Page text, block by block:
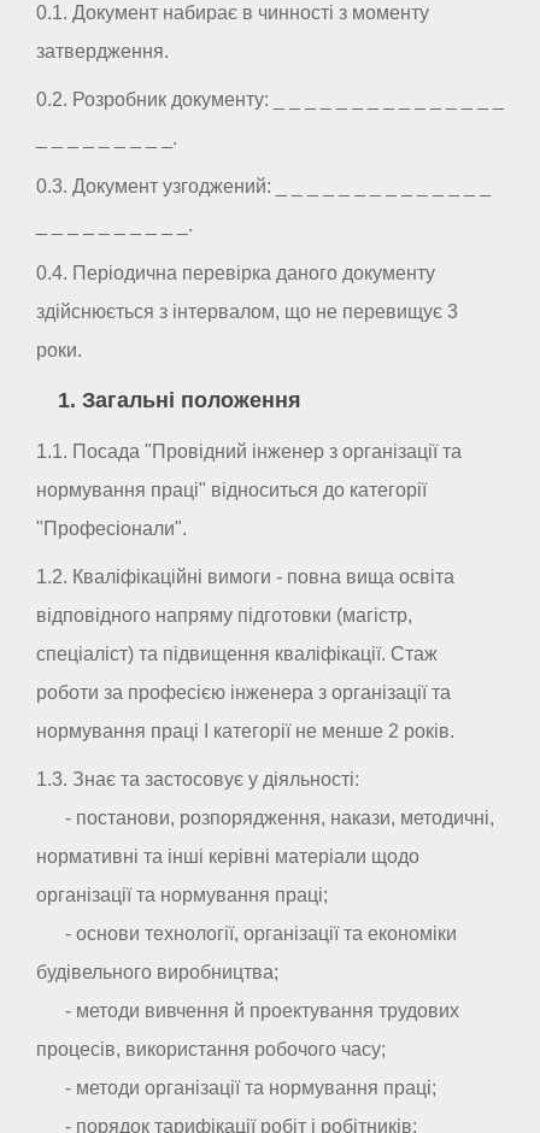
0.1. Документ набирає в чинності з моменту
затвердження.
0.2. Розробник документу: _ _ _ _ _ _ _ _ _ _ _ _ _ _ _
_ _ _ _ _ _ _ _ _.
0.3. Документ узгоджений: _ _ _ _ _ _ _ _ _ _ _ _ _ _
_ _ _ _ _ _ _ _ _ _.
0.4. Періодична перевірка даного документу
здійснюється з інтервалом, що не перевищує 3
роки.
1. Загальні положення
1.1. Посада "Провідний інженер з організації та
нормування праці" відноситься до категорії
"Професіонали".
1.2. Кваліфікаційні вимоги - повна вища освіта
відповідного напряму підготовки (магістр,
спеціаліст) та підвищення кваліфікації. Стаж
роботи за професією інженера з організації та
нормування праці I категорії не менше 2 років.
1.3. Знає та застосовує у діяльності:
- постанови, розпорядження, накази, методичні,
нормативні та інші керівні матеріали щодо
організації та нормування праці;
- основи технології, організації та економіки
будівельного виробництва;
- методи вивчення й проектування трудових
процесів, використання робочого часу;
- методи організації та нормування праці;
- порядок тарифікації робіт і робітників;